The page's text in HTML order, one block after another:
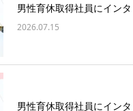
男性育休取得社員にイン
2026.07.15
男性育休取得社員にイン